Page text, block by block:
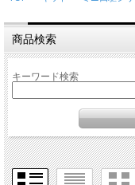
商品検索
キーワード検索